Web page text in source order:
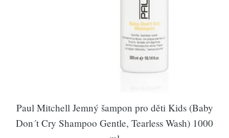
Paul Mitchell Jemný šampon pro děti Kids (Baby
Don´t Cry Shampoo Gentle, Tearless Wash) 1000